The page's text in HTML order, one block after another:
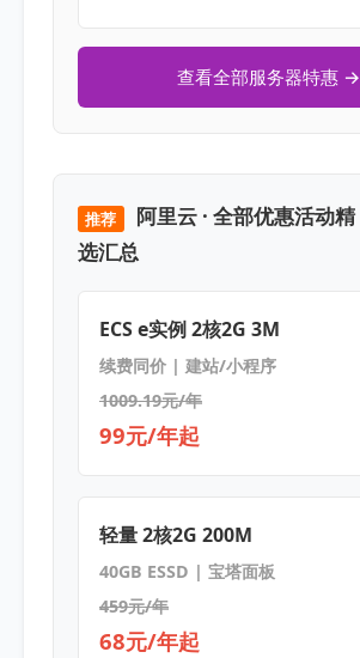
查看全部服务器特惠 →
推荐
阿里云 · 全部优惠活动精
选汇总
ECS e实例 2核2G 3M
续费同价 | 建站/小程序
1009.19元/年
99元/年起
轻量 2核2G 200M
40GB ESSD | 宝塔面板
459元/年
68元/年起